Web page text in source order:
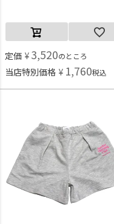
定価 ¥ 3,520のところ
当店特別価格 ¥ 1,760税込